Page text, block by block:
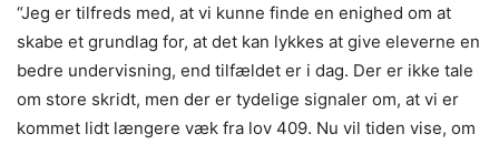
“Jeg er tilfreds med, at vi kunne finde en enighed om at
skabe et grundlag for, at det kan lykkes at give eleverne en
bedre undervisning, end tilfældet er i dag. Der er ikke tale
om store skridt, men der er tydelige signaler om, at vi er
kommet lidt længere væk fra lov 409. Nu vil tiden vise, om